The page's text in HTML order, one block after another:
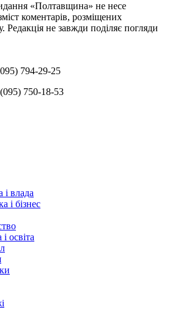
«Полтавщина» не несе
коментарів, розміщених
Редакція не завжди поділяє погляди
794-29-25
(095) 750-18-53
і влада
і бізнес
освіта